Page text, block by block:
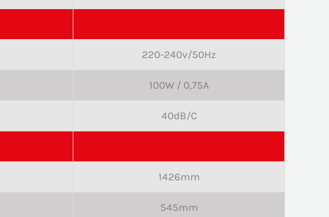
220-240v/50Hz
100W / 0,75A
40dB/C
1426mm
545mm